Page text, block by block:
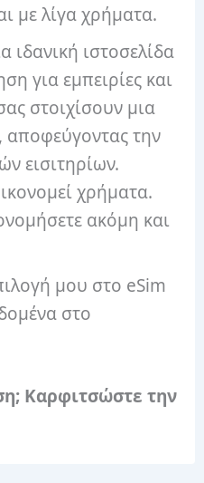
με λίγα χρήματα.
ιδανική ιστοσελίδα
για εμπειρίες και
στοιχίσουν μια
αποφεύγοντας την
εισιτηρίων.
χρήματα.
ακόμη και
μου στο eSim
στο
Καρφιτσώστε την